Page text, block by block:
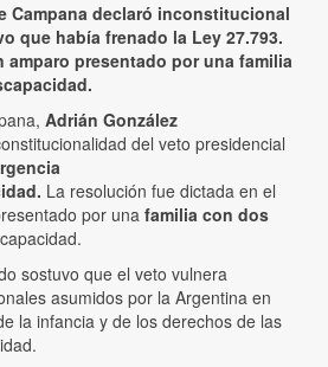
Campana declaró inconstitucional
que había frenado la Ley 27.793.
amparo presentado por una familia
Adrián González
del veto presidencial
La resolución fue dictada en el
por una familia con dos
sostuvo que el veto vulnera
asumidos por la Argentina en
la infancia y de los derechos de las